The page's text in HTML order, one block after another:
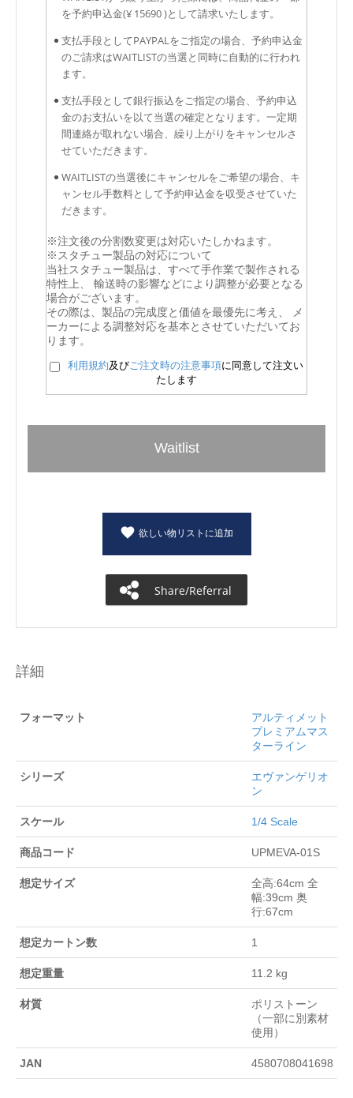
を予約申込金(¥ 15690 )として請求いたします。
支払手段としてPAYPALをご指定の場合、予約申込金
のご請求はWAITLISTの当選と同時に自動的に行われ
ます。
支払手段として銀行振込をご指定の場合、予約申込
金のお支払いを以て当選の確定となります。一定期
間連絡が取れない場合、繰り上がりをキャンセルさ
せていただきます。
WAITLISTの当選後にキャンセルをご希望の場合、キ
ャンセル手数料として予約申込金を収受させていた
だきます。
※注文後の分割数変更は対応いたしかねます。
※スタチュー製品の対応について
当社スタチュー製品は、すべて手作業で製作される
特性上、 輸送時の影響などにより調整が必要となる
場合がございます。
その際は、製品の完成度と価値を最優先に考え、 メ
ーカーによる調整対応を基本とさせていただいてお
ります。
利用規約及びご注文時の注意事項に同意して注文い
たします
Waitlist
欲しい物リストに追加
Share/Referral
詳細
フォーマット
アルティメット
プレミアムマス
ターライン
シリーズ
エヴァンゲリオ
ン
スケール 1/4 Scale
商品コード UPMEVA-01S
想定サイズ
全高:64cm 全
幅:39cm 奥
行:67cm
想定カートン数 1
想定重量 11.2 kg
材質
ポリストーン
（一部に別素材
使用）
JAN 4580708041698